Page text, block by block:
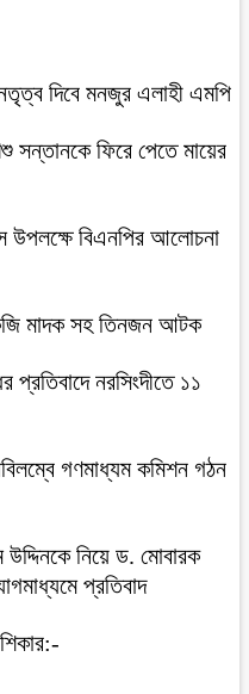
দিবে মনজুর এলাহী এমপি
সন্তানকে ফিরে পেতে মায়ের
উপলক্ষে বিএনপির আলোচনা
মাদক সহ তিনজন আটক
নরসিংদীতে ১১
গণমাধ্যম কমিশন গঠন
নিয়ে ড. মোবারক
প্রতিবাদ